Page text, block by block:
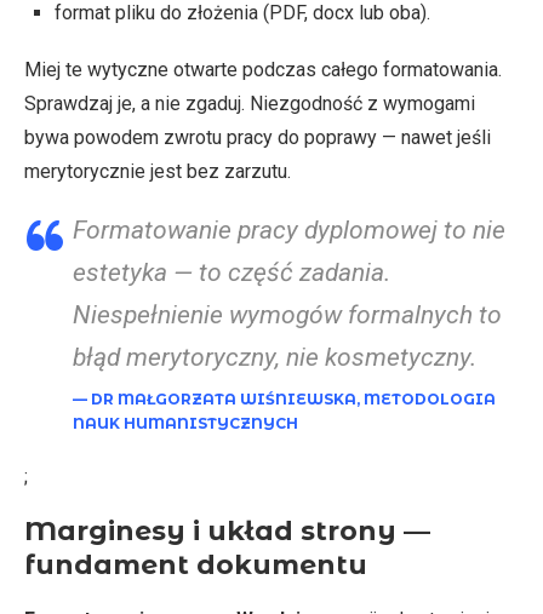
format pliku do złożenia (PDF, docx lub oba).
Miej te wytyczne otwarte podczas całego formatowania.
Sprawdzaj je, a nie zgaduj. Niezgodność z wymogami
bywa powodem zwrotu pracy do poprawy — nawet jeśli
merytorycznie jest bez zarzutu.
Formatowanie pracy dyplomowej to nie
estetyka — to część zadania.
Niespełnienie wymogów formalnych to
błąd merytoryczny, nie kosmetyczny.
— DR MAŁGORZATA WIŚNIEWSKA, METODOLOGIA
NAUK HUMANISTYCZNYCH
;
Marginesy i układ strony —
fundament dokumentu